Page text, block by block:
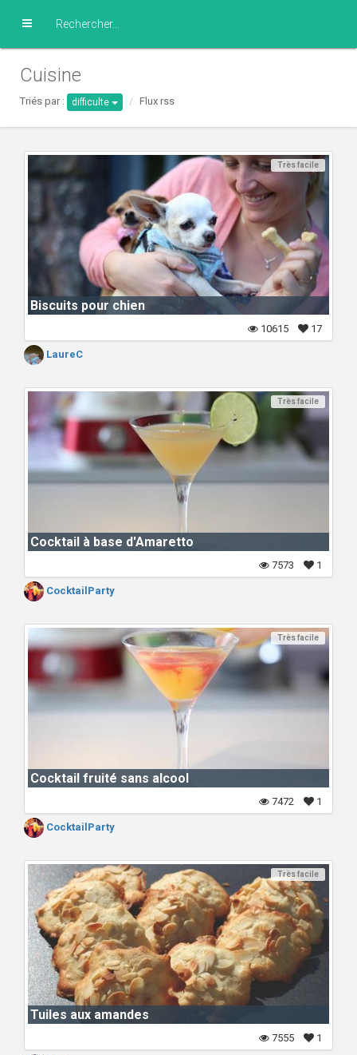
Cuisine
Triés par : difficulte Flux rss
Très facile
Biscuits pour chien
17
10615
LaureC
Très facile
Cocktail à base d'Amaretto
1
7573
CocktailParty
Très facile
Cocktail fruité sans alcool
1
7472
CocktailParty
Très facile
Tuiles aux amandes
1
7555